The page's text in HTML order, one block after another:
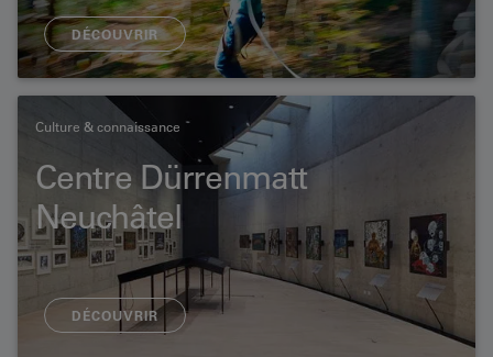
DÉCOUVRIR
Culture & connaissance
Centre Dürrenmatt
Neuchâtel
DÉCOUVRIR